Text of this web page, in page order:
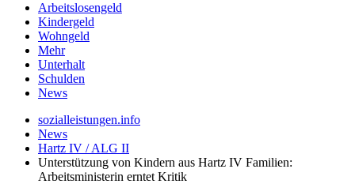
Arbeitslosengeld
Kindergeld
Wohngeld
Mehr
Unterhalt
Schulden
News
sozialleistungen.info
News
Hartz IV / ALG II
Unterstützung von Kindern aus Hartz IV Familien:
Arbeitsministerin erntet Kritik